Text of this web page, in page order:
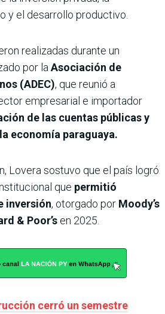
y el desarrollo productivo.
realizadas durante un
por la Asociación de
(ADEC), que reunió a
empresarial e importador
de las cuentas públicas y
economía paraguaya.
Lovera sostuvo que el país logró
que permitió
inversión, otorgado por Moody’s
& Poor’s en 2025.
cerró un semestre